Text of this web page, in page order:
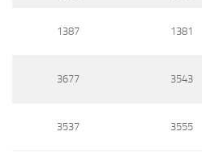
1381
1387
3543
3677
3555
3537